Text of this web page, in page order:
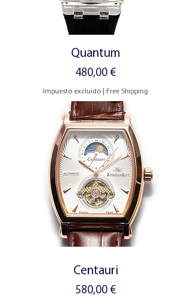
Quantum
Precio
480,00 €
Impuesto excluido Free Shipping
Centauri
Precio
580,00 €